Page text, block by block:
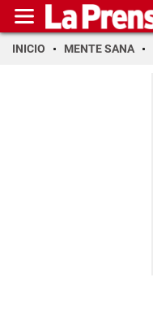
INICIO MENTE SANA